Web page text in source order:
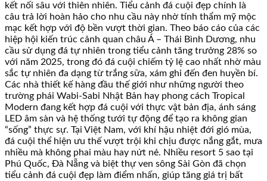
kết nối sâu với thiên nhiên. Tiểu cảnh đá cuội đẹp chính là
câu trả lời hoàn hảo cho nhu cầu này nhờ tính thẩm mỹ mộc
mạc kết hợp với độ bền vượt thời gian. Theo báo cáo của các
hiệp hội kiến trúc cảnh quan châu Á – Thái Bình Dương, nhu
cầu sử dụng đá tự nhiên trong tiểu cảnh tăng trưởng 28% so
với năm 2025, trong đó đá cuội chiếm tỷ lệ cao nhất nhờ màu
sắc tự nhiên đa dạng từ trắng sữa, xám ghi đến đen huyền bí.
Các nhà thiết kế hàng đầu thế giới như những người theo
trường phái Wabi-Sabi Nhật Bản hay phong cách Tropical
Modern đang kết hợp đá cuội với thực vật bản địa, ánh sáng
LED âm sàn và hệ thống tưới tự động để tạo ra không gian
“sống” thực sự. Tại Việt Nam, với khí hậu nhiệt đới gió mùa,
đá cuội thể hiện ưu thế vượt trội khi chịu được nắng gắt, mưa
nhiều mà không phai màu hay nứt nẻ. Nhiều resort 5 sao tại
Phú Quốc, Đà Nẵng và biệt thự ven sông Sài Gòn đã chọn
tiểu cảnh đá cuội đẹp làm điểm nhấn, giúp tăng giá trị bất